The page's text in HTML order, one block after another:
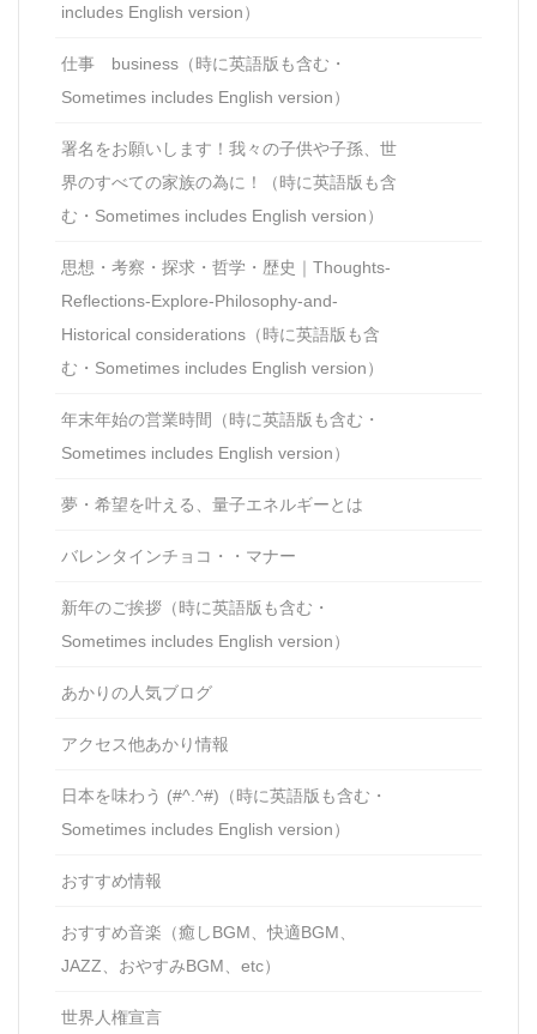
includes English version）
仕事 business（時に英語版も含む・
Sometimes includes English version）
署名をお願いします！我々の子供や子孫、世
界のすべての家族の為に！（時に英語版も含
む・Sometimes includes English version）
思想・考察・探求・哲学・歴史｜Thoughts-
Reflections-Explore-Philosophy-and-
Historical considerations（時に英語版も含
む・Sometimes includes English version）
年末年始の営業時間（時に英語版も含む・
Sometimes includes English version）
夢・希望を叶える、量子エネルギーとは
バレンタインチョコ・・マナー
新年のご挨拶（時に英語版も含む・
Sometimes includes English version）
あかりの人気ブログ
アクセス他あかり情報
日本を味わう (#^.^#)（時に英語版も含む・
Sometimes includes English version）
おすすめ情報
おすすめ音楽（癒しBGM、快適BGM、
JAZZ、おやすみBGM、etc）
世界人権宣言